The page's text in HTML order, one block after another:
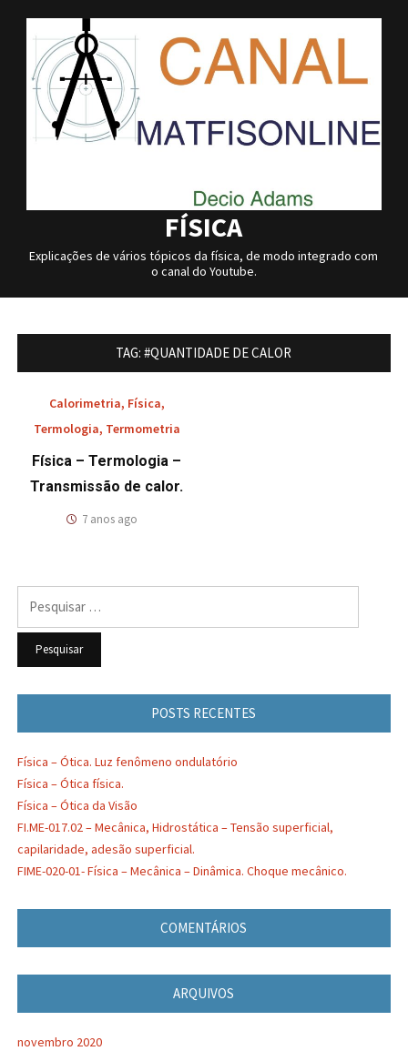
to
content
FÍSICA
Explicações de vários tópicos da física, de modo integrado com
o canal do Youtube.
TAG:#QUANTIDADE DE CALOR
Calorimetria, Física,
Termologia, Termometria
Física – Termologia –
Transmissão de calor.
7 anos ago
POSTS RECENTES
Física – Ótica. Luz fenômeno ondulatório
Física – Ótica física.
Física – Ótica da Visão
FI.ME-017.02 – Mecânica, Hidrostática – Tensão superficial,
capilaridade, adesão superficial.
FIME-020-01- Física – Mecânica – Dinâmica. Choque mecânico.
COMENTÁRIOS
ARQUIVOS
novembro 2020